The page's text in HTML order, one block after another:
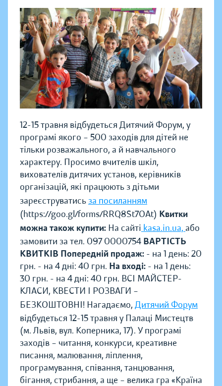
12-15 травня відбудеться Дитячий Форум, у
програмі якого – 500 заходів для дітей не
тільки розважального, а й навчального
характеру. Просимо вчителів шкіл,
вихователів дитячих установ, керівників
організацій, які працюють з дітьми
зареєструватисьза посиланням
(https://goo.gl/forms/RRQ8St7OAt) Квитки
можна також купити: На сайті kasa.in.ua, або
замовити за тел. 097 0000754 ВАРТІСТЬ
КВИТКІВ Попередній продаж: - на 1 день: 20
грн. - на 4 дні: 40 грн. На вході: - на 1 день:
30 грн. - на 4 дні: 40 грн. ВСІ МАЙСТЕР-
КЛАСИ, КВЕСТИ І РОЗВАГИ –
БЕЗКОШТОВНІ! Нагадаємо, Дитячий Форум
відбудеться 12-15 травня у Палаці Мистецтв
(м. Львів, вул. Коперника, 17). У програмі
заходів – читання, конкурси, креативне
писання, малювання, ліплення,
програмування, співання, танцювання,
бігання, стрибання, а ще – велика гра «Країна